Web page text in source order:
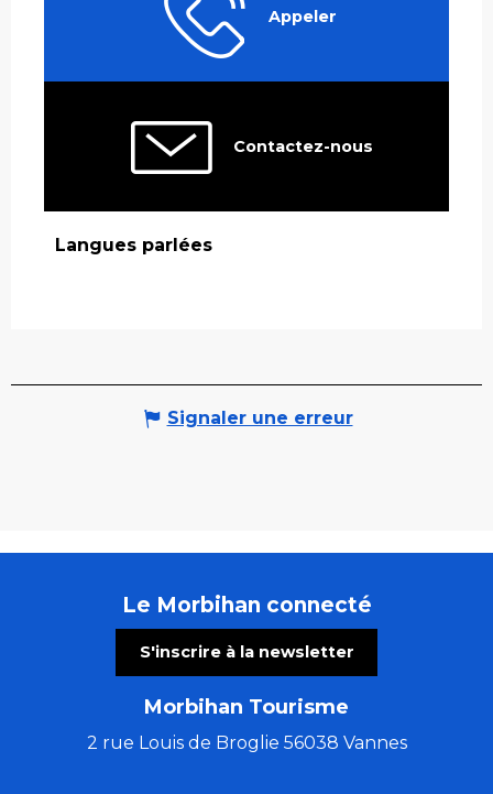
Appeler
Contactez-nous
Langues parlées
Langues parlées
Signaler une erreur
Le Morbihan connecté
S'inscrire à la newsletter
Morbihan Tourisme
2 rue Louis de Broglie 56038 Vannes